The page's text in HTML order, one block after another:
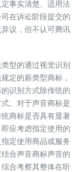
事实清楚、适用法
在诉讼阶段提交的
议，但不认可腾讯
型的通过视觉识别
定的新类型商标，
识别方式除传统的
。对于声音商标是
商标是否具有显著
应考虑指定使用的
定使用商品或服务
合声音商标声音的
合考察其整体在听